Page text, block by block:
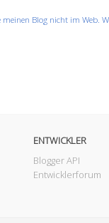
meinen Blog nicht im Web.
ENTWICKLER
Blogger API
Entwicklerforum